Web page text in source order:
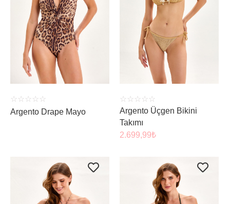
ÜRÜNÜ İNCELE
☆ ☆ ☆ ☆ ☆
Argento Drape Mayo
ÜRÜNÜ İNCELE
☆ ☆ ☆ ☆ ☆
Argento Üçgen Bikini
Takımı
2.699,99₺